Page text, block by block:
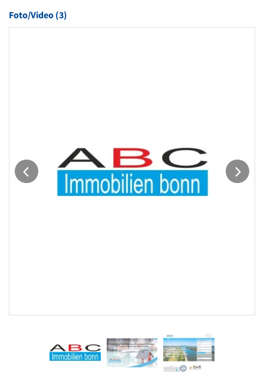
Foto/Video (3)